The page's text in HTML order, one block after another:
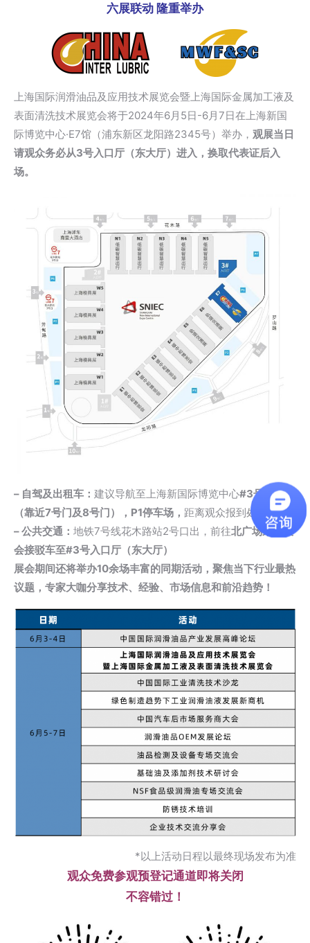
六展联动 隆重举办
上海国际润滑油品及应用技术展览会暨上海国际金属加工液及
表面清洗技术展览会将于2024年6月5日-6月7日在上海新国
际博览中心·E7馆（浦东新区龙阳路2345号）举办， 观展当日
请观众务必从3号入口厅（东大厅）进入，换取代表证后入
场。
– 自驾及出租车： 建议导航至上海新国际博览中心#3号入口厅
（靠近7号门及8号门），P1停车场， 距离观众报到处最近
– 公共交通： 地铁7号线花木路站2号口出，前往北广场乘坐展
会接驳车至#3号入口厅（东大厅）
展会期间还将举办10余场丰富的同期活动，聚焦当下行业最热
议题，专家大咖分享技术、经验、市场信息和前沿趋势！
*以上活动日程以最终现场发布为准
观众免费参观预登记通道即将关闭
不容错过！